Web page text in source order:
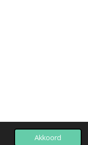
Akkoord